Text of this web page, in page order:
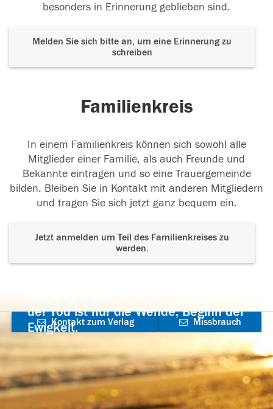
besonders in Erinnerung geblieben sind.
Melden Sie sich bitte an, um eine Erinnerung zu
schreiben
Familienkreis
In einem Familienkreis können sich sowohl alle
Mitglieder einer Familie, als auch Freunde und
Bekannte eintragen und so eine Trauergemeinde
bilden. Bleiben Sie in Kontakt mit anderen Mitgliedern
und tragen Sie sich jetzt ganz bequem ein.
Jetzt anmelden um Teil des Familienkreises zu
werden.
der Tod ist nur die Wende, Beginn der
Ewigkeit.
Kontakt zum Verlag
aufnehmen
Missbrauch